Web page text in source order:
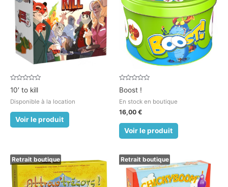
Note
0
5
10′ to kill
Disponible à la location
Voir le produit
Note
0
5
Boost !
En stock en boutique
16,00 €
Voir le produit
Retrait boutique Retrait boutique